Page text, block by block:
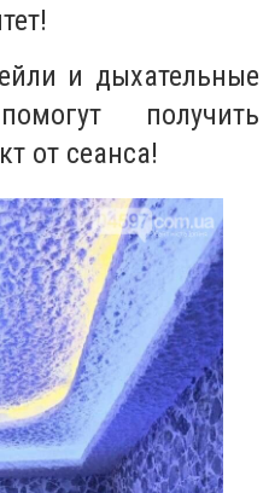
и дыхательные
получить
от сеанса!